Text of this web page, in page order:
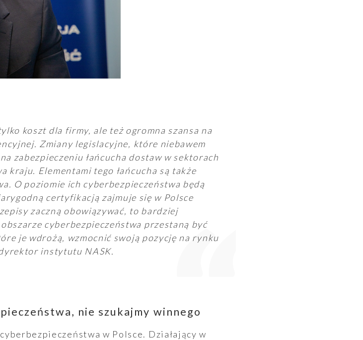
koszt dla firmy, ale też ogromna szansa na
Zmiany legislacyjne, które niebawem
zabezpieczeniu łańcucha dostaw w sektorach
kraju. Elementami tego łańcucha są także
O poziomie ich cyberbezpieczeństwa będą
certyfikacją zajmuje się w Polsce
zaczną obowiązywać, to bardziej
cyberbezpieczeństwa przestaną być
je wdrożą, wzmocnić swoją pozycję na rynku
instytutu NASK.
nie szukajmy winnego
w Polsce. Działający w